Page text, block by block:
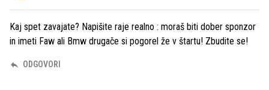
Kaj spet zavajate? Napišite raje realno : moraš biti dober sponzor
in imeti Faw ali Bmw drugače si pogorel že v štartu! Zbudite se!
ODGOVORI